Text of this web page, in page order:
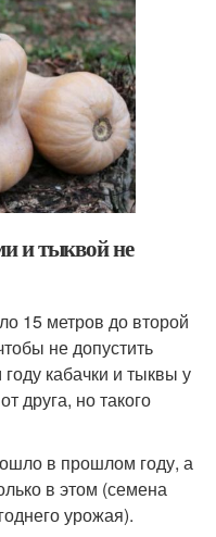
и тыквой не
15 метров до второй
не допустить
кабачки и тыквы у
друга, но такого
в прошлом году, а
в этом (семена
урожая).